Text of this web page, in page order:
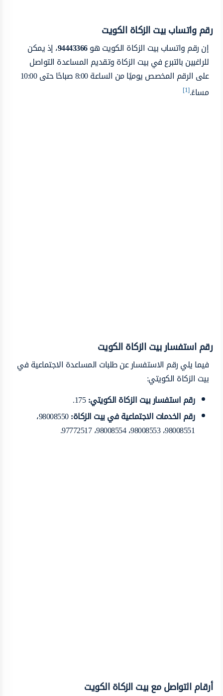
رقم واتساب بيت الزكاة الكويت
إن رقم واتساب بيت الزكاة الكويت هو94443366
، إذ يمكن
للراغبين بالتبرع في بيت الزكاة وتقديم المساعدة التواصل
على الرقم المخصص يوميًا من الساعة 8:00 صباحًا حتى 10:00
مساءً.[1]
رقم استفسار بيت الزكاة الكويت
فيما يلي رقم الاستفسار عن طلبات المساعدة الاجتماعية في
بيت الزكاة الكويتي:
رقم استفسار بيت الزكاة الكويتي:
175.
رقم الخدمات الاجتماعية في بيت الزكاة:
98008550،
98008551، 98008553، 98008554، 97772517.
أرقام التواصل مع بيت الزكاة الكويت